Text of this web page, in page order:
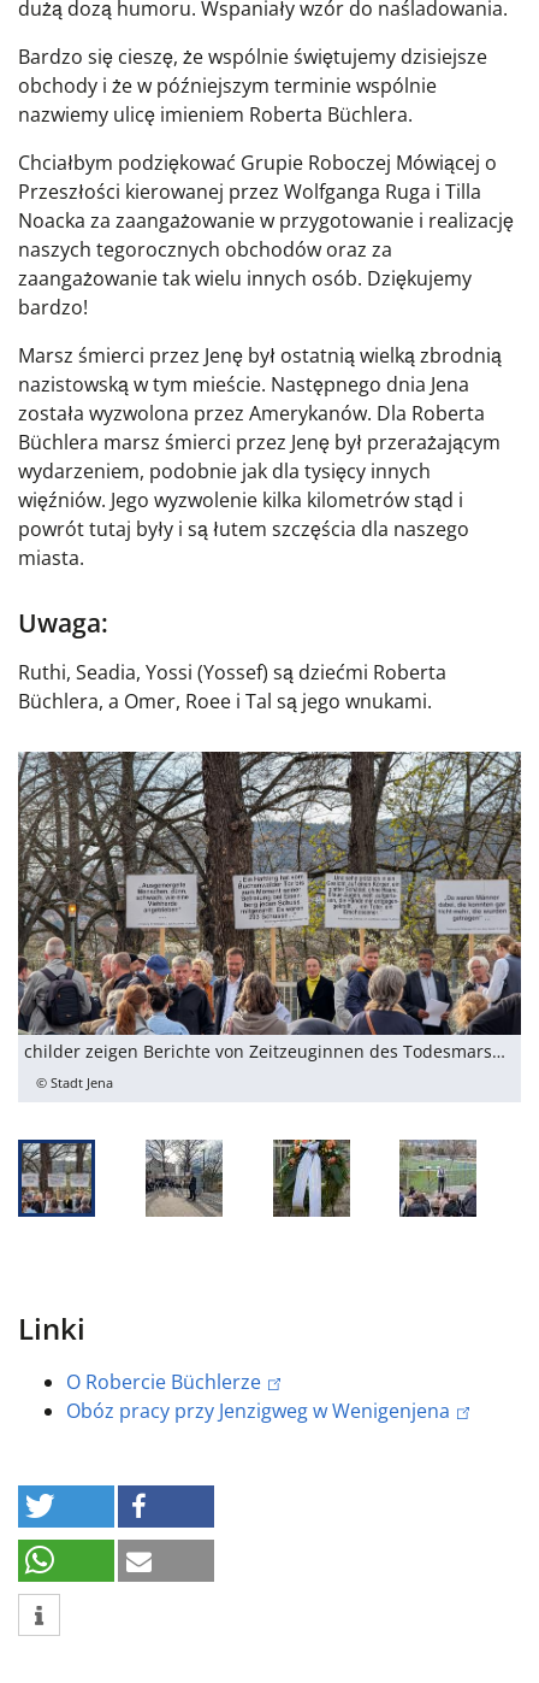
dużą dozą humoru. Wspaniały wzór do naśladowania.
Bardzo się cieszę, że wspólnie świętujemy dzisiejsze
obchody i że w późniejszym terminie wspólnie
nazwiemy ulicę imieniem Roberta Büchlera.
Chciałbym podziękować Grupie Roboczej Mówiącej o
Przeszłości kierowanej przez Wolfganga Ruga i Tilla
Noacka za zaangażowanie w przygotowanie i realizację
naszych tegorocznych obchodów oraz za
zaangażowanie tak wielu innych osób. Dziękujemy
bardzo!
Marsz śmierci przez Jenę był ostatnią wielką zbrodnią
nazistowską w tym mieście. Następnego dnia Jena
została wyzwolona przez Amerykanów. Dla Roberta
Büchlera marsz śmierci przez Jenę był przerażającym
wydarzeniem, podobnie jak dla tysięcy innych
więźniów. Jego wyzwolenie kilka kilometrów stąd i
powrót tutaj były i są łutem szczęścia dla naszego
miasta.
Uwaga:
Ruthi, Seadia, Yossi (Yossef) są dziećmi Roberta
Büchlera, a Omer, Roee i Tal są jego wnukami.
childer zeigen Berichte von Zeitzeuginnen des Todesmarsches durch Jena.
© Stadt Jena
Linki
O Robercie Büchlerze
Obóz pracy przy Jenzigweg w Wenigenjena